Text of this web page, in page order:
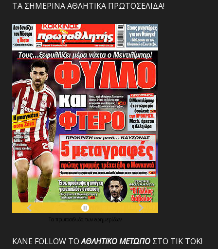
ΤΑ ΣΗΜΕΡΙΝΑ ΑΘΛΗΤΙΚΑ ΠΡΩΤΟΣΕΛΙΔΑ!
Τα πρωτοσέλιδα των εφημερίδων
ΚΑΝΕ FOLLOW ΤΟΑΘΛΗΤΙΚΟΜΕΤΩΠΟ ΣΤΟ ΤΙΚ ΤΟΚ!